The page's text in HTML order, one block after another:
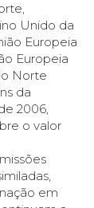
Unido da
Europeia
Europeia
Norte
da
2006,
o valor
em